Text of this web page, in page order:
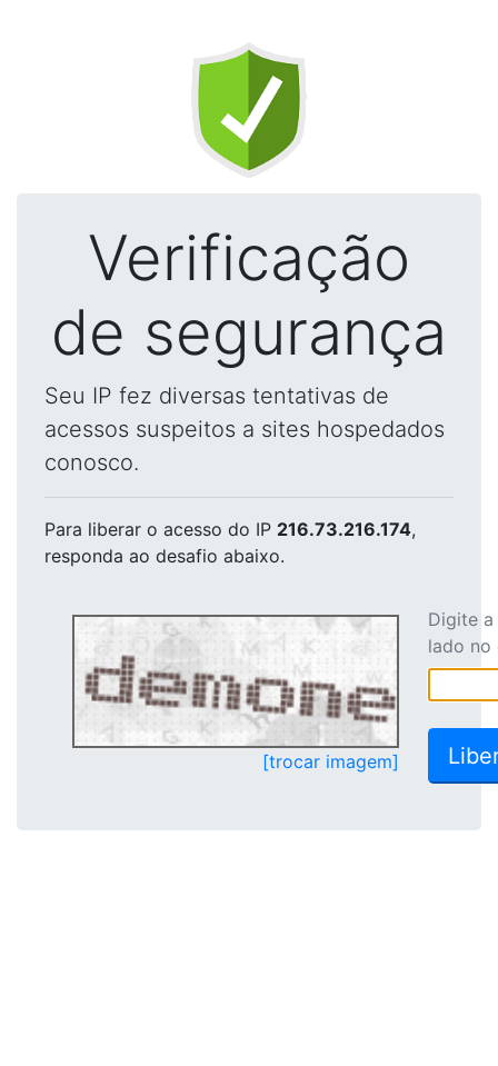
Verificação
de segurança
Seu IP fez diversas tentativas de
acessos suspeitos a sites hospedados
conosco.
Para liberar o acesso do IP 216.73.216.174,
responda ao desafio abaixo.
[trocar imagem]
Digite
lado no